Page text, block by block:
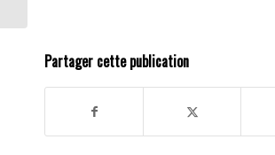
Partager cette publication